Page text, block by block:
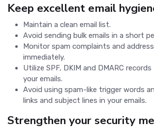
Keep excellent email
Maintain a clean email list.
Avoid sending bulk emails in a short
Monitor spam complaints and
immediately.
Utilize SPF, DKIM and DMARC
your emails.
Avoid using spam-like trigger words
links and subject lines in your emails.
Strengthen your security